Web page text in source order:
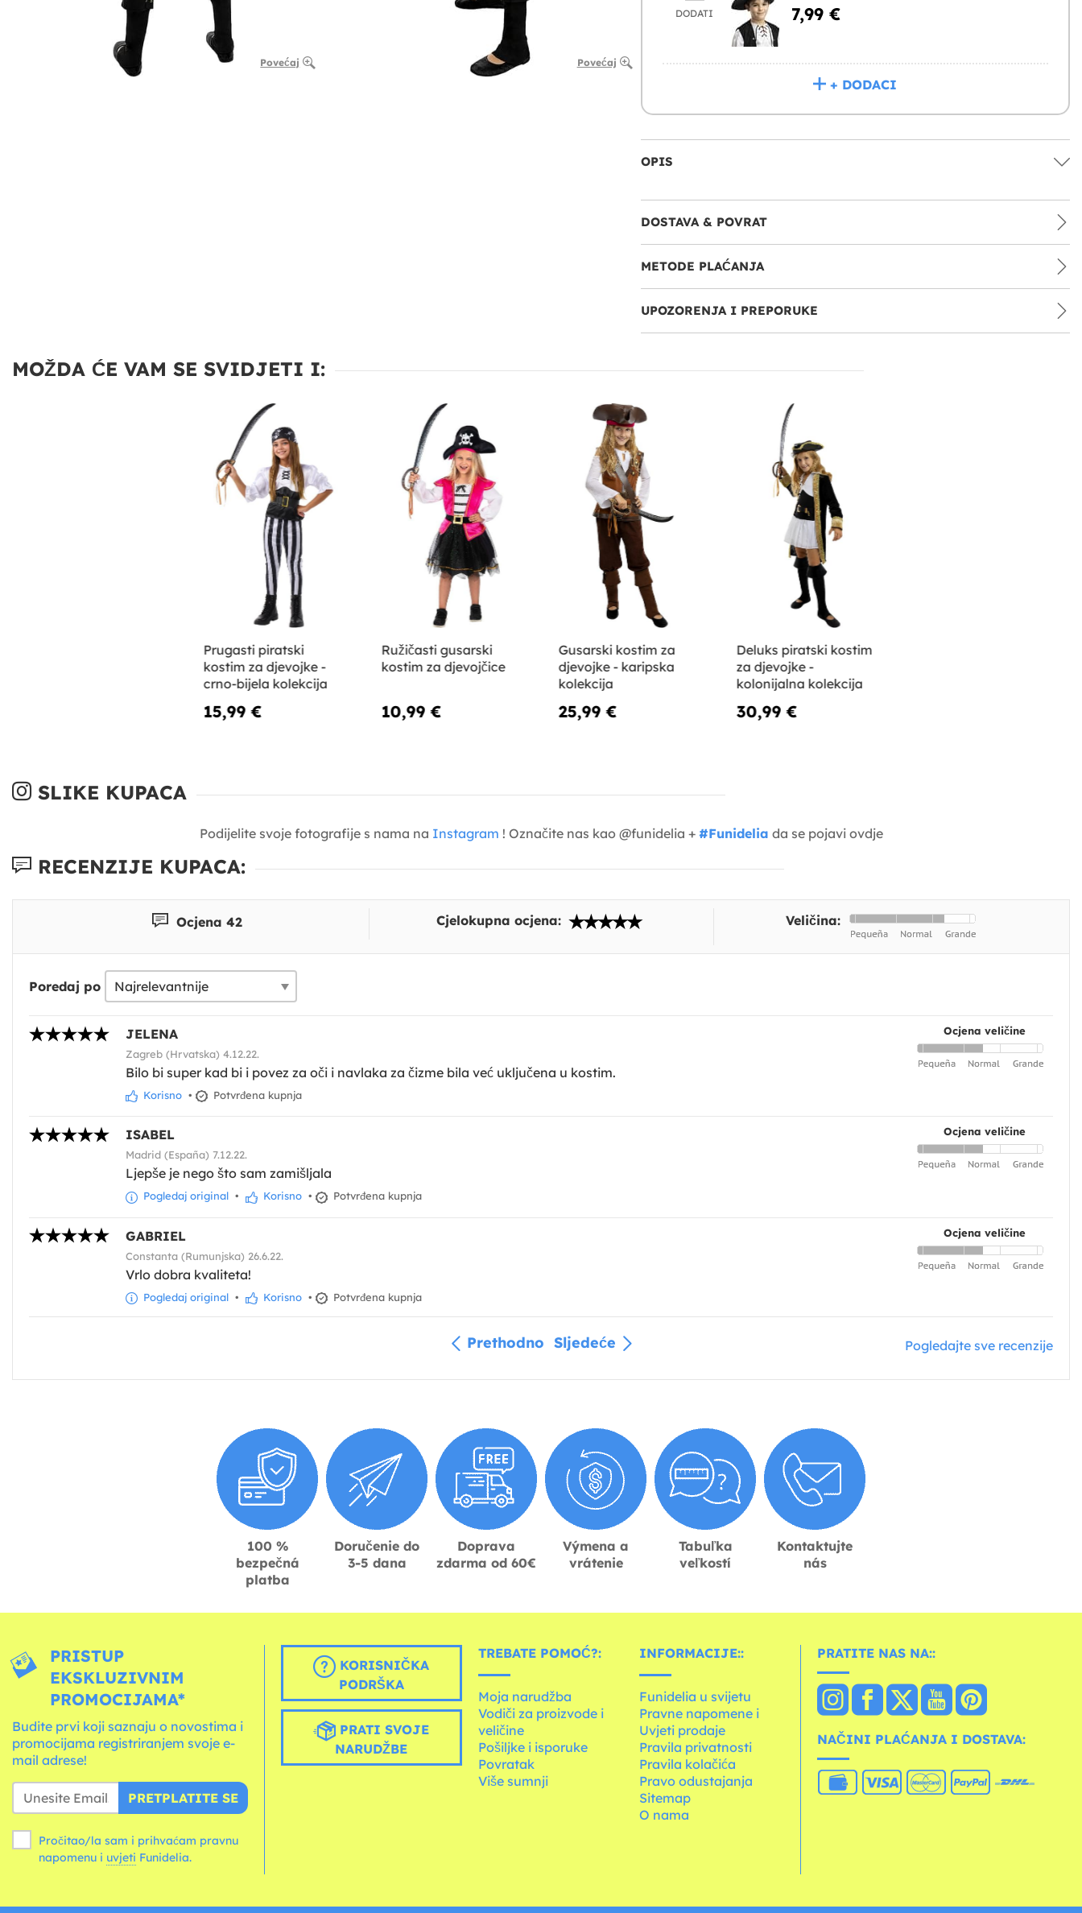
Povećaj Povećaj
DODATI 7,99 €
+ DODACI
OPIS
DOSTAVA & POVRAT
METODE PLAĆANJA
UPOZORENJA I PREPORUKE
MOŽDA ĆE VAM SE SVIDJETI I:
Prugasti piratski
kostim za djevojke -
crno-bijela kolekcija
15,99 €
Ružičasti gusarski
kostim za djevojčice
10,99 €
Gusarski kostim za
djevojke - karipska
kolekcija
25,99 €
Deluks piratski kostim
za djevojke -
kolonijalna kolekcija
30,99 €
SLIKE KUPACA
Podijelite svoje fotografije s nama na Instagram ! Označite nas kao @funidelia + #Funidelia da se pojavi ovdje
RECENZIJE KUPACA:
Ocjena 42 Cjelokupna ocjena: Veličina:
Poredaj po
Ocjena veličine
JELENA
Zagreb (Hrvatska) 4.12.22.
Bilo bi super kad bi i povez za oči i navlaka za čizme bila već uključena u kostim.
Korisno • Potvrđena kupnja
Ocjena veličine
ISABEL
Madrid (España) 7.12.22.
Ljepše je nego što sam zamišljala
Pogledaj original • Korisno • Potvrđena kupnja
Ocjena veličine
GABRIEL
Constanta (Rumunjska) 26.6.22.
Vrlo dobra kvaliteta!
Pogledaj original • Korisno • Potvrđena kupnja
Prethodno Sljedeće Pogledajte sve recenzije
100 %
bezpečná
platba
Doručenie do
3-5 dana
Doprava
zdarma od 60€
Výmena a
vrátenie
Tabuľka
veľkostí
Kontaktujte
nás
PRISTUP
EKSKLUZIVNIM
PROMOCIJAMA*
Budite prvi koji saznaju o novostima i
promocijama registriranjem svoje e-
mail adrese!
PRETPLATITE SE
Pročitao/la sam i prihvaćam pravnu
napomenu i uvjeti Funidelia.
KORISNIČKA
PODRŠKA
PRATI SVOJE
NARUDŽBE
TREBATE POMOĆ?:
Moja narudžba
Vodiči za proizvode i
veličine
Pošiljke i isporuke
Povratak
Više sumnji
INFORMACIJE::
Funidelia u svijetu
Pravne napomene i
Uvjeti prodaje
Pravila privatnosti
Pravila kolačića
Pravo odustajanja
Sitemap
O nama
PRATITE NAS NA::
NAČINI PLAĆANJA I DOSTAVA: